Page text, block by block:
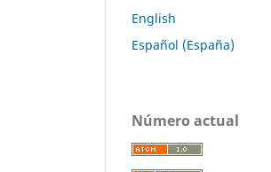
English
Español (España)
Número actual